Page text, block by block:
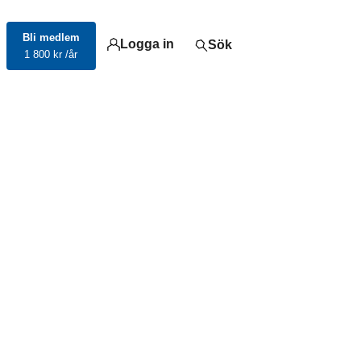
Bli medlem
1 800 kr /år
Logga in Sök